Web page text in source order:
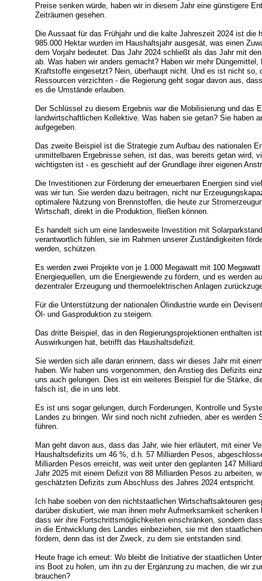
Preise senken würde, haben wir in diesem Jahr eine günstigere
Zeiträumen gesehen.
Die Aussaat für das Frühjahr und die kalte Jahreszeit 2024 ist die
985.000 Hektar wurden im Haushaltsjahr ausgesät, was einen
dem Vorjahr bedeutet. Das Jahr 2024 schließt als das Jahr mit
ab. Was haben wir anders gemacht? Haben wir mehr
Kraftstoffe eingesetzt? Nein, überhaupt nicht. Und es ist nicht so,
Ressourcen verzichten - die Regierung geht sogar davon aus,
es die Umstände erlauben.
Der Schlüssel zu diesem Ergebnis war die Mobilisierung und das
landwirtschaftlichen Kollektive. Was haben sie getan? Sie haben
aufgegeben.
Das zweite Beispiel ist die Strategie zum Aufbau des nationalen
unmittelbaren Ergebnisse sehen, ist das, was bereits getan wird,
wichtigsten ist - es geschieht auf der Grundlage ihrer eigenen
Die Investitionen zur Förderung der erneuerbaren Energien sind
was wir tun. Sie werden dazu beitragen, nicht nur
optimalere Nutzung von Brennstoffen, die heute zur
Wirtschaft, direkt in die Produktion, fließen können.
Es handelt sich um eine landesweite Investition mit
verantwortlich fühlen, sie im Rahmen unserer Zuständigkeiten
werden, schützen.
Es werden zwei Projekte von je 1.000 Megawatt mit 100
Energiequellen, um die Energiewende zu fördern, und es werden
dezentraler Erzeugung und thermoelektrischen Anlagen
Für die Unterstützung der nationalen Ölindustrie wurde ein
Öl- und Gasproduktion zu steigern.
Das dritte Beispiel, das in den Regierungsprojektionen enthalten
Auswirkungen hat, betrifft das Haushaltsdefizit.
Sie werden sich alle daran erinnern, dass wir dieses Jahr mit
haben. Wir haben uns vorgenommen, den Anstieg des Defizits
uns auch gelungen. Dies ist ein weiteres Beispiel für die Stärke,
falsch ist, die in uns lebt.
Es ist uns sogar gelungen, durch Forderungen, Kontrolle und
Landes zu bringen. Wir sind noch nicht zufrieden, aber es werden
führen.
Man geht davon aus, dass das Jahr, wie hier erläutert, mit einer
Haushaltsdefizits um 46 %, d.h. 57 Milliarden Pesos,
Milliarden Pesos erreicht, was weit unter den geplanten 147
Jahr 2025 mit einem Defizit von 88 Milliarden Pesos zu arbeiten,
geschätzten Defizits zum Abschluss des Jahres 2024 entspricht.
Ich habe soeben von den nichtstaatlichen Wirtschaftsakteuren
darüber diskutiert, wie man ihnen mehr Aufmerksamkeit
dass wir ihre Fortschrittsmöglichkeiten einschränken, sondern
in die Entwicklung des Landes einbeziehen, sie mit den
fördern, denn das ist der Zweck, zu dem sie entstanden sind.
Heute frage ich erneut: Wo bleibt die Initiative der staatlichen
ins Boot zu holen, um ihn zu der Ergänzung zu machen, die wir
brauchen?